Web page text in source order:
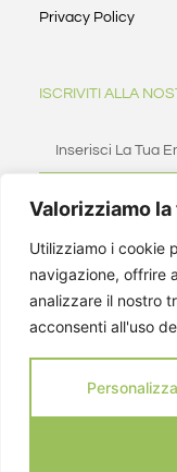
Valorizziamo
Utilizziamo i cookie
navigazione, offrire
analizzare il nostro
acconsenti all'uso
Personalizza
Privacy Policy
ISCRIVITI ALLA